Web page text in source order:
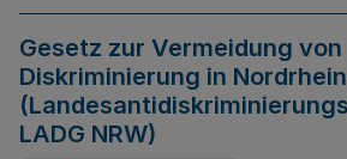
Gesetz zur Vermeidung von
Diskriminierung in
LADG NRW)